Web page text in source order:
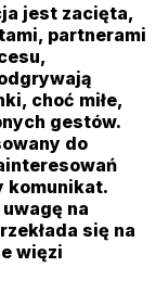
jest zacięta,
partnerami
choć miłe,
gestów.
do
komunikat.
na
się na
więzi